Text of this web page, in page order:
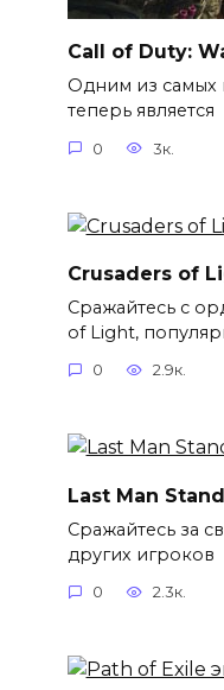
Call of Duty:
Одним из самых
теперь является
0 3к.
Crusaders of
Сражайтесь с
of Light,
0 2.9к.
Last Man
Сражайтесь за
других игроков
0 2.3к.